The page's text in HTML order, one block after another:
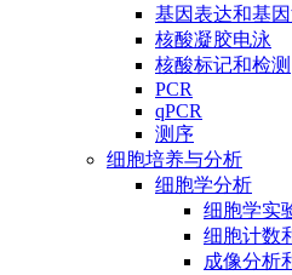
基因表达和基
核酸凝胶电泳
核酸标记和检测
PCR
qPCR
测序
细胞培养与分析
细胞学分析
细胞学实
细胞计数
成像分析